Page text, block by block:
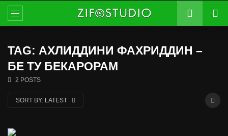
TAG: АХЛИДДИНИ ФАХРИДДИН –
БЕ ТУ БЕКАРОРАМ
2 POSTS
SORT BY: LATEST